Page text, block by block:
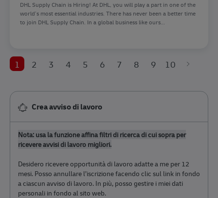
DHL Supply Chain is Hiring! At DHL, you will play a part in one of the
world’s most essential industries. There has never been a better time
to join DHL Supply Chain. In a global business like ours...
1 2 3 4 5 6 7 8 9 10
Crea avviso di lavoro
Nota: usa la funzione affina filtri di ricerca di cui sopra per
ricevere avvisi di lavoro migliori.
Desidero ricevere opportunità di lavoro adatte a me per 12
mesi. Posso annullare l’iscrizione facendo clic sul link in fondo
a ciascun avviso di lavoro. In più, posso gestire i miei dati
personali in fondo al sito web.